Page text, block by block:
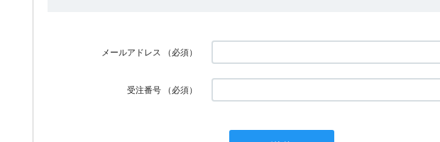
メールアドレス （必須）
受注番号 （必須）